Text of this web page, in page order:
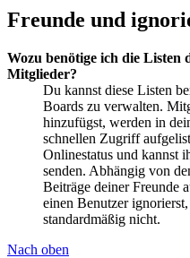
Freunde und
Wozu benötige ich die
Mitglieder?
Du kannst diese Listen
Boards zu verwalten.
hinzufügst, werden in
schnellen Zugriff
Onlinestatus und kannst
senden. Abhängig von
Beiträge deiner Freunde
einen Benutzer
standardmäßig nicht.
Nach oben